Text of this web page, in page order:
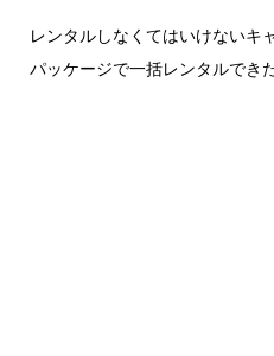
レンタルしなくてはいけないキ
パッケージで一括レンタルでき